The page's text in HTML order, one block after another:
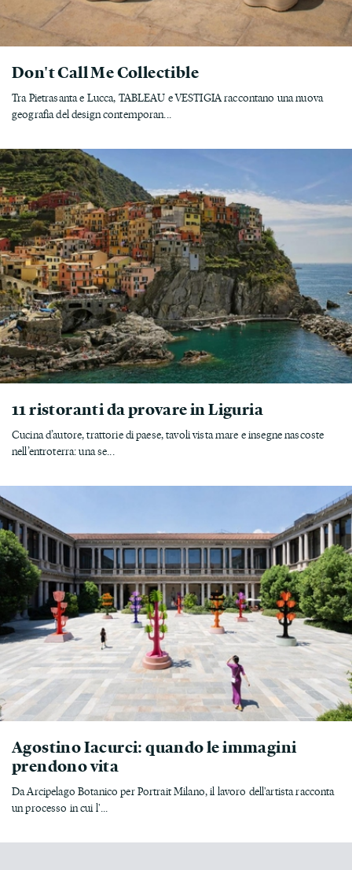
Don't Call Me Collectible
Tra Pietrasanta e Lucca, TABLEAU e VESTIGIA raccontano una nuova
geografia del design contemporan...
11 ristoranti da provare in Liguria
Cucina d’autore, trattorie di paese, tavoli vista mare e insegne nascoste
nell’entroterra: una se...
Agostino Iacurci: quando le immagini
prendono vita
Da Arcipelago Botanico per Portrait Milano, il lavoro dell'artista racconta
un processo in cui l'...